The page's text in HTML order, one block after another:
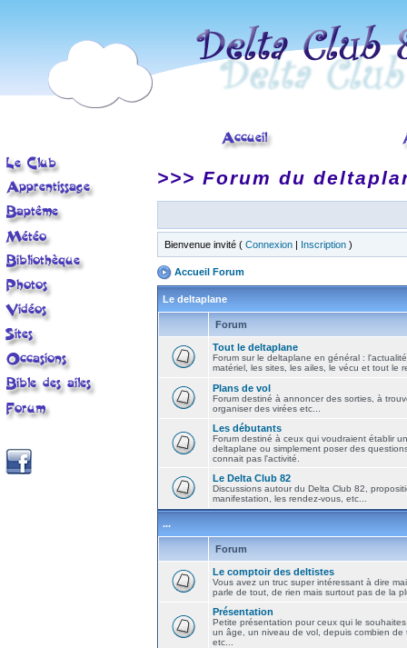
>>> Forum du
Bienvenue invité ( Connexion | Inscription )
Accueil Forum
Le deltaplane
Forum
Tout le deltaplane
Forum sur le deltaplane en général :
matériel, les sites, les ailes, le vécu et tout le
Plans de vol
Forum destiné à annoncer des sorties, à
organiser des virées etc...
Les débutants
Forum destiné à ceux qui voudraient établir
deltaplane ou simplement poser des
connait pas l'activité.
Le Delta Club 82
Discussions autour du Delta Club 82,
manifestation, les rendez-vous, etc...
...
Forum
Le comptoir des deltistes
Vous avez un truc super intéressant à dire
parle de tout, de rien mais surtout pas de la
Présentation
Petite présentation pour ceux qui le
un âge, un niveau de vol, depuis combien de
etc...